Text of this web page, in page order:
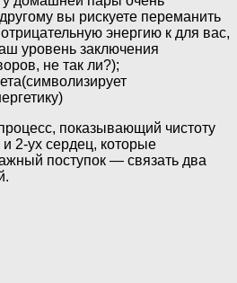
вы рискуете переманить
энергию к для вас,
уровень заключения
не так ли?);
показывающий чистоту
2-ух сердец, которые
поступок — связать два